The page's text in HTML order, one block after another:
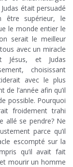
était persuadé
être supérieur, le
le monde entier le
serait le meilleur
avec un miracle
Jésus, et Judas
choisissant
avec le plus
de l’année afin qu’il
possible. Pourquoi
froidement trahi
allé se pendre? Ne
parce qu’il
escompté sur la
qu’il avait fait
mourir un homme